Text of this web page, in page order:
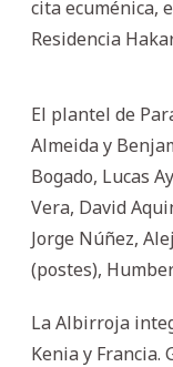
cita ecuménica,
Residencia
El plantel de
Almeida y
Bogado, Lucas
Vera, David
Jorge Núñez,
(postes),
La Albirroja
Kenia y Francia.